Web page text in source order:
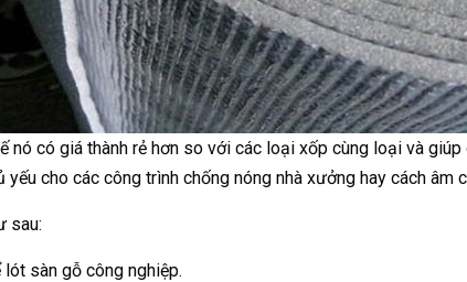
có giá thành rẻ hơn so với các loại xốp cùng loại và
cho các công trình chống nóng nhà xưởng hay cách âm
sau:
sàn gỗ công nghiệp.